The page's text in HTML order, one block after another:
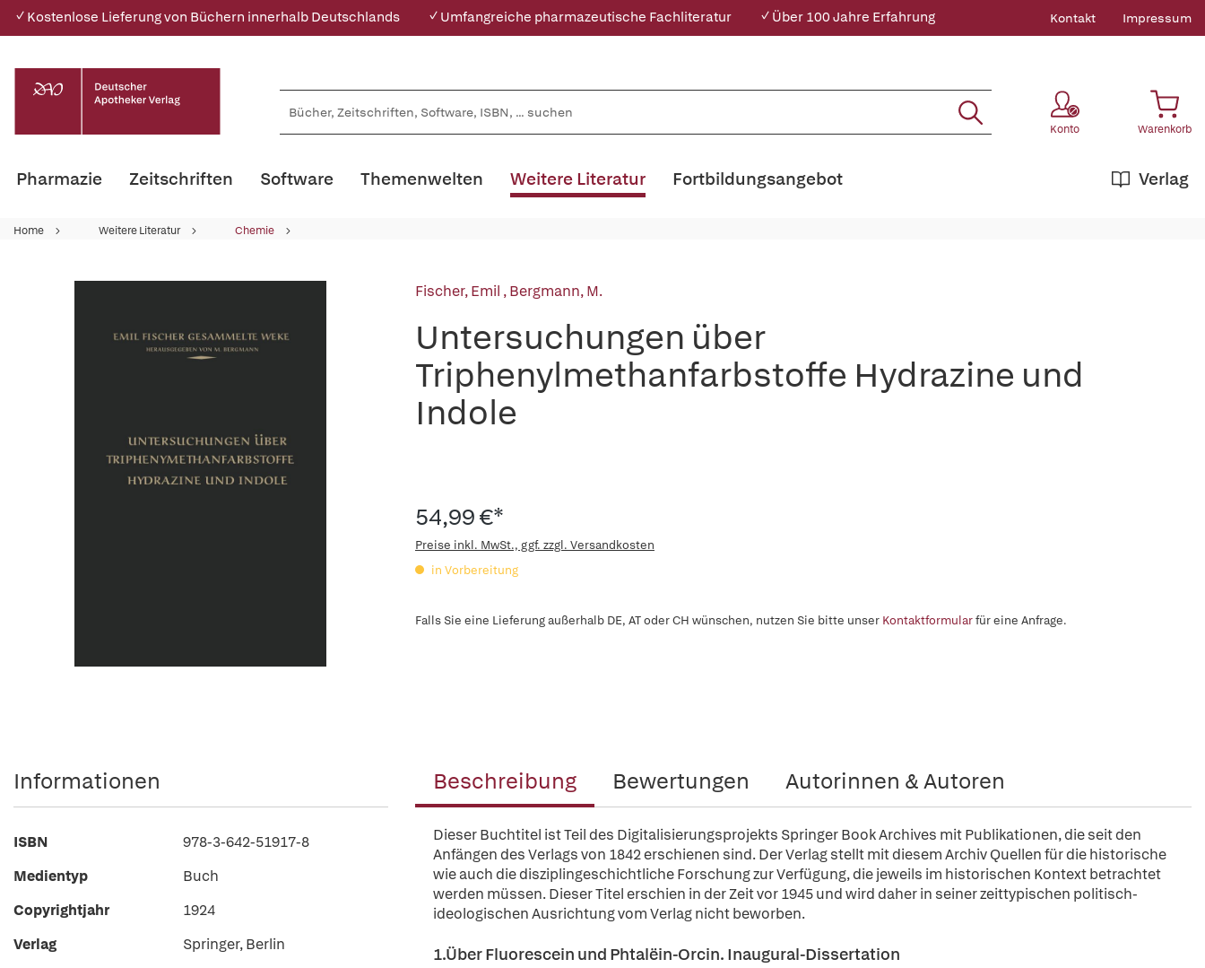
✓ Kostenlose Lieferung von Büchern innerhalb Deutschlands ✓ Umfangreiche pharmazeutische Fachliteratur ✓ Über 100 Jahre Erfahrung Kontakt Impressum
Konto Warenkorb
Pharmazie Zeitschriften Software Themenwelten Weitere Literatur Verlag
Fortbildungsangebot
Home Weitere Literatur Chemie
Fischer, Emil ,Bergmann, M.
Untersuchungen über
Triphenylmethanfarbstoffe Hydrazine und
Indole
54,99 €*
Preise inkl. MwSt., ggf. zzgl. Versandkosten
in Vorbereitung
Falls Sie eine Lieferung außerhalb DE, AT oder CH wünschen, nutzen Sie bitte unser Kontaktformularfür eine Anfrage.
Beschreibung Bewertungen Autorinnen & Autoren
Dieser Buchtitel ist Teil des Digitalisierungsprojekts Springer Book Archives mit Publikationen, die seit den
Anfängen des Verlags von 1842 erschienen sind. Der Verlag stellt mit diesem Archiv Quellen für die historische
wie auch die disziplingeschichtliche Forschung zur Verfügung, die jeweils im historischen Kontext betrachtet
werden müssen. Dieser Titel erschien in der Zeit vor 1945 und wird daher in seiner zeittypischen politisch-
ideologischen Ausrichtung vom Verlag nicht beworben.
1.Über Fluorescein und Phtalëin-Orcin. Inaugural-Dissertation
Informationen
ISBN
978-3-642-51917-8
Medientyp
Buch
Copyrightjahr
1924
Verlag
Springer, Berlin